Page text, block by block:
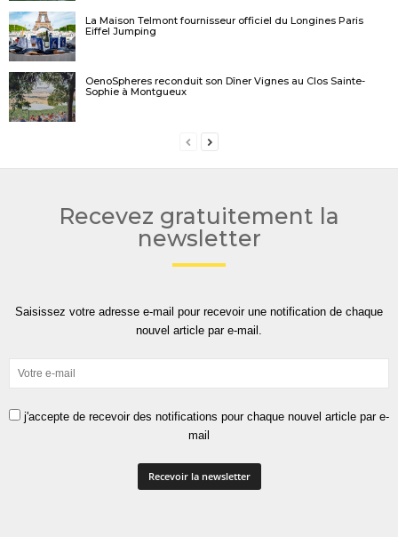
La Maison Telmont fournisseur officiel du Longines Paris
Eiffel Jumping
OenoSpheres reconduit son Dîner Vignes au Clos Sainte-
Sophie à Montgueux
Recevez gratuitement la
newsletter
Saisissez votre adresse e-mail pour recevoir une notification de chaque
nouvel article par e-mail.
j'accepte de recevoir des notifications pour chaque nouvel article par e-
mail